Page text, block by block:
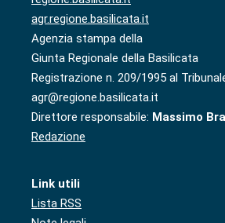
agr.regione.basilicata.it
Agenzia stampa della
Giunta Regionale della Basilicata
Registrazione n. 209/1995 al
agr@regione.basilicata.it
Direttore responsabile: Massimo
Redazione
Link utili
Lista RSS